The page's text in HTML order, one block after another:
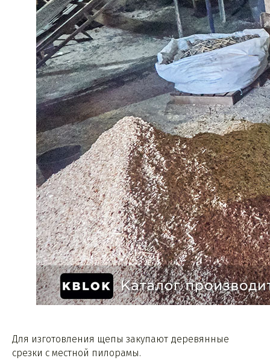
Для изготовления щепы закупают деревянные
срезки с местной пилорамы.